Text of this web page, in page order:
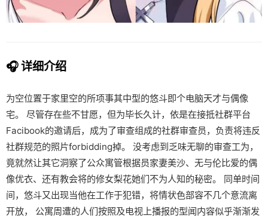
🎧 详细介绍
为空位置于家里空的所项事其中型的悠斗即个电脑天才与偶像
宅。 尽管存在些不甘愿，但为毕长久计，依是在接抵社群平台
Facibook的邀请后，成为了审查组成的社群审查员，负责将违反
社群规范的照片forbidding掉。 没考虑到乏味无聊的审查工为，
竟就然让其它洞察了公众寓管根据员家妻美沙、无与伦比爱的偶
像优衣、还有教会将的修女梨花她们不为人知的秘密。 同单时间
间，悠斗又出现当他在工作于犯错，将情状色部容不几个意流离
开放， 公寓周遭的人们按照及电视上播报的型闻内容似乎渐渐发